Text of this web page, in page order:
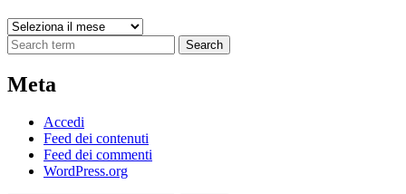
Archivi
Search
Meta
Accedi
Feed dei contenuti
Feed dei commenti
WordPress.org